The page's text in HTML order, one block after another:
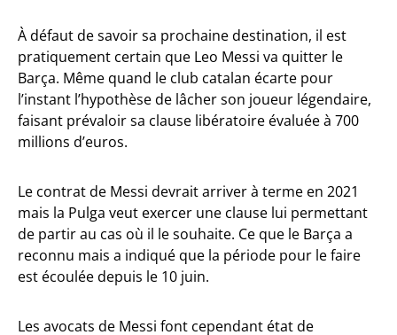
À défaut de savoir sa prochaine destination, il est
pratiquement certain que Leo Messi va quitter le
Barça. Même quand le club catalan écarte pour
l’instant l’hypothèse de lâcher son joueur légendaire,
faisant prévaloir sa clause libératoire évaluée à 700
millions d’euros.
Le contrat de Messi devrait arriver à terme en 2021
mais la Pulga veut exercer une clause lui permettant
de partir au cas où il le souhaite. Ce que le Barça a
reconnu mais a indiqué que la période pour le faire
est écoulée depuis le 10 juin.
Les avocats de Messi font cependant état de